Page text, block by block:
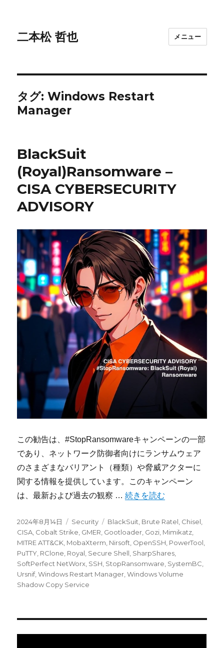
二本松 哲也 メニュー
タグ:Windows Restart
Manager
BlackSuit
(Royal)Ransomware –
CISA CYBERSECURITY
ADVISORY
この勧告は、#StopRansomwareキャンペーンの一部
であり、ネットワーク防御者向けにランサムウェア
のさまざまなバリアント（種類）や脅威アクターに
関する情報を提供しています。このキャンペーン
は、最新および過去の観察 …“BlackSuit
続きを読む
投
稿
日:
2024年8月14日
カ
テ
ゴ
リ
ー
Security
タ
グ
BlackSuit Brute Ratel Chisel
CISA Cobalt Strike GMER Gootloader Gozi Mimikatz
MITRE ATT&CK MobaXterm Nirsoft OpenSSH PowerTool
PuTTY RClone Royal Secure Shell SharpShares
SoftPerfect NetWorx SSH StopRansomware SystemBC
Ursnif,Windows Restart Manager ,Windows Volume
Shadow Copy Service